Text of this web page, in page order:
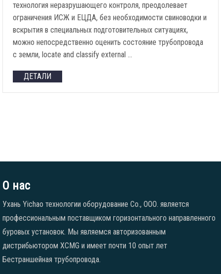
технология неразрушающего контроля, преодолевает
ограничения ИСЖ и ЕЦДА, без необходимости свиноводки и
вскрытия в специальных подготовительных ситуациях,
можно непосредственно оценить состояние трубопровода
с земли, locate and classify external …
ДЕТАЛИ
О нас
Ухань Yichao технологии оборудование Co., ООО. является
профессиональным поставщиком горизонтального направленного
буровых установок. Мы являемся авторизованным
дистрибьютором XCMG и имеет почти 10 опыт лет
Бестраншейная трубопровода.